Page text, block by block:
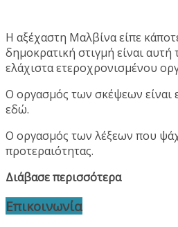
Η αξέχαστη Μαλβίνα είπε
δημοκρατική στιγμή είναι αυτή
ελάχιστα ετεροχρονισμένου
Ο οργασμός των σκέψεων είναι
εδώ.
Ο οργασμός των λέξεων που
προτεραιότητας.
Διάβασε περισσότερα
Επικοινωνία